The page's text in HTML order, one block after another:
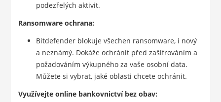
podezřelých aktivit.
Ransomware ochrana:
Bitdefender blokuje všechen ransomware, i nový
a neznámý. Dokáže ochránit před zašifrováním a
požadováním výkupného za vaše osobní data.
Můžete si vybrat, jaké oblasti chcete ochránit.
Využívejte online bankovnictví bez obav: